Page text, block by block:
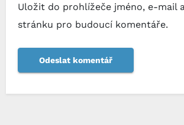
Uložit do prohlížeče jméno, e-mail
stránku pro budoucí komentáře.